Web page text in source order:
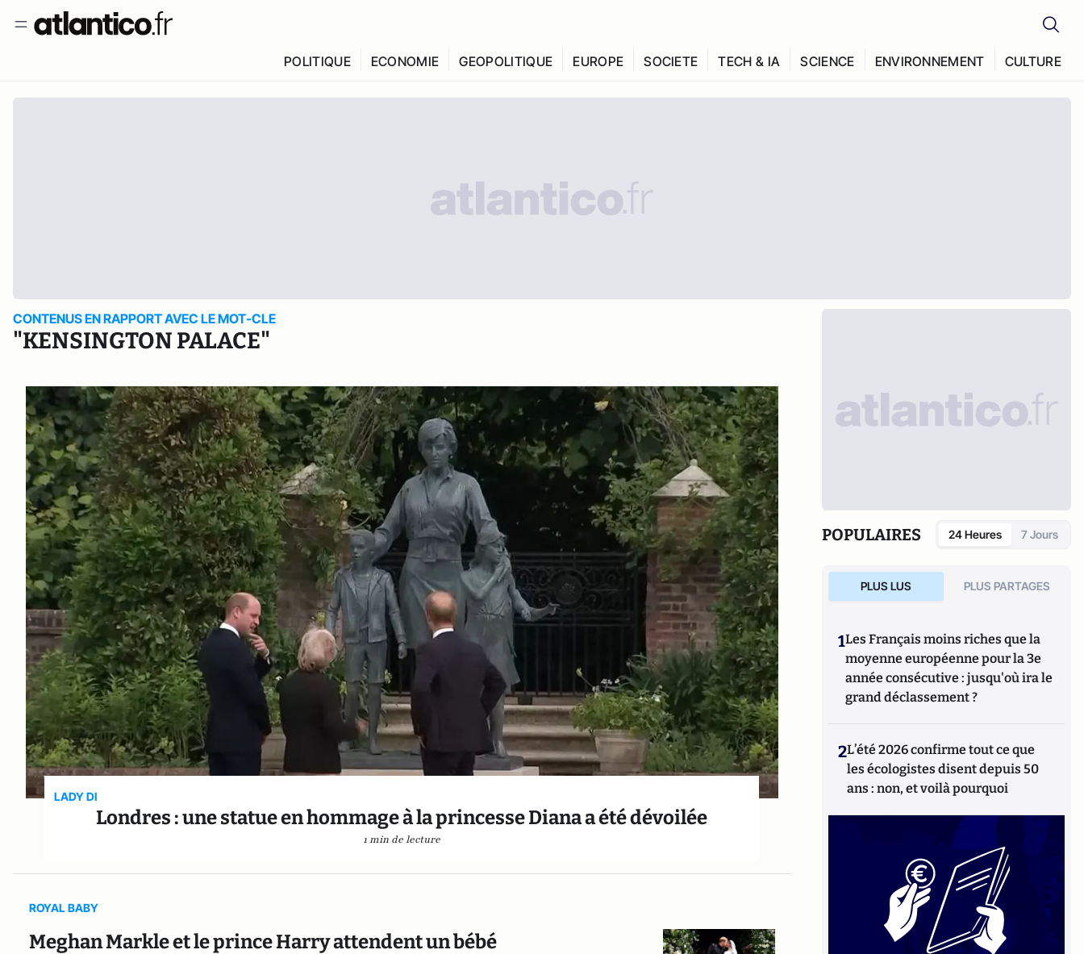
POLITIQUE ECONOMIE GEOPOLITIQUE EUROPE SOCIETE TECH & IA SCIENCE ENVIRONNEMENT CULTURE
CONTENUS EN RAPPORT AVEC LE MOT-CLE
"KENSINGTON PALACE"
LADY DI
Londres : une statue en hommage à la princesse Diana a été dévoilée
1 min de lecture
ROYAL BABY
Meghan Markle et le prince Harry attendent un bébé
POPULAIRES 24 Heures 7 Jours
PLUS LUS PLUS PARTAGES
1Les Français moins riches que la
moyenne européenne pour la 3e
année consécutive : jusqu'où ira le
grand déclassement ?
2L’été 2026 confirme tout ce que
les écologistes disent depuis 50
ans : non, et voilà pourquoi